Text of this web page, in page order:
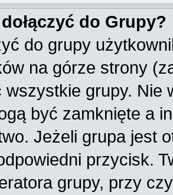
do Grupy?
do grupy
na górze strony
wszystkie grupy. Nie
być zamknięte a
Jeżeli grupa jest
przycisk.
grupy, przy